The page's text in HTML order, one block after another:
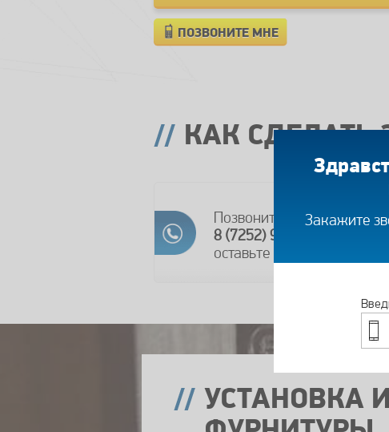
ПОЗВОНИТЕ МНЕ
КАК СДЕЛАТЬ
Позвоните по телефону
8 (7252) 97-38-67
оставьте заявку
УСТАНОВКА
Закажите